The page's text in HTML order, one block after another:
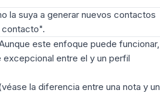
la suya a generar nuevos contactos
contacto".
este enfoque puede funcionar,
entre el y un perfil
la diferencia entre una nota y un